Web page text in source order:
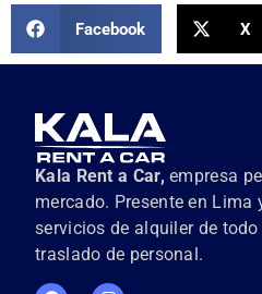
Facebook X
Kala Rent a Car, empresa
mercado. Presente en Lima
servicios de alquiler de
traslado de personal.